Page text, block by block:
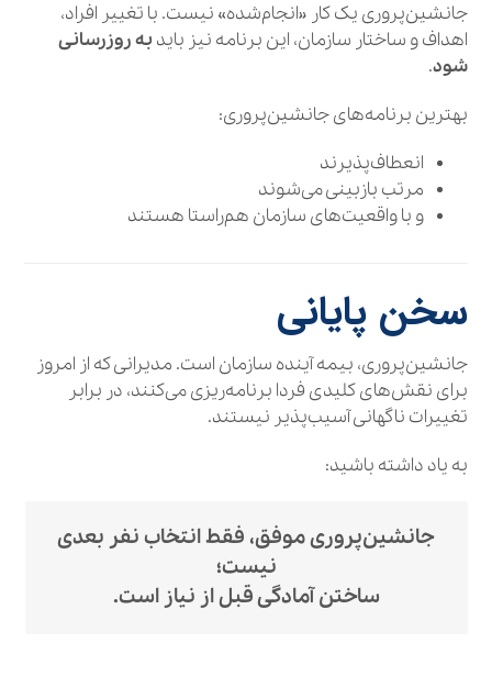
جانشین‌پروری یک کار «انجام‌شده» نیست. با تغییر افراد،
اهداف و ساختار سازمان، این برنامه نیز باید به‌ روزرسانی
شود.
بهترین برنامه‌های جانشین‌پروری:
انعطاف‌پذیرند
مرتب بازبینی می‌شوند
و با واقعیت‌های سازمان هم‌راستا هستند
سخن پایانی
جانشین‌پروری، بیمه آینده سازمان است. مدیرانی که از امروز
برای نقش‌های کلیدی فردا برنامه‌ریزی می‌کنند، در برابر
تغییرات ناگهانی آسیب‌پذیر نیستند.
به یاد داشته باشید:
جانشین‌پروری موفق، فقط انتخاب نفر بعدی
نیست؛
ساختن آمادگی قبل از نیاز است.